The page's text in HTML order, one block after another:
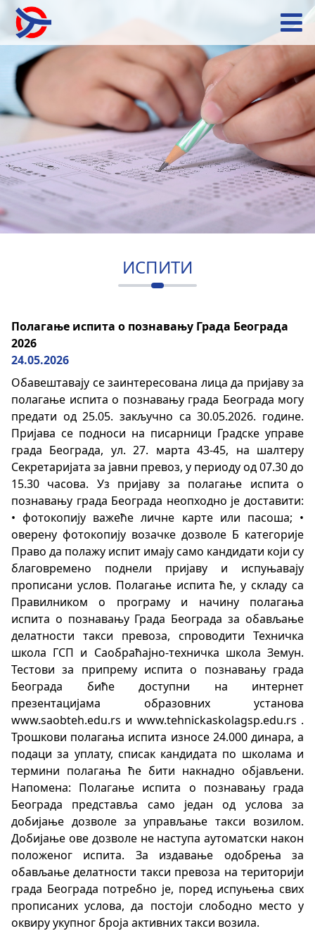
ИСПИТИ
Полагање испита о познавању Града Београда
2026
24.05.2026
Обавештавају се заинтересована лица да пријаву за
полагање испита о познавању града Београда могу
предати од 25.05. закључно са 30.05.2026. године.
Пријава се подноси на писарници Градске управе
града Београда, ул. 27. марта 43-45, на шалтеру
Секретаријата за јавни превоз, у периоду од 07.30 до
15.30 часова. Уз пријаву за полагање испита о
познавању града Београда неопходно је доставити:
• фотокопију важеће личне карте или пасоша; •
оверену фотокопију возачке дозволе Б категорије
Право да полажу испит имају само кандидати који су
благовремено поднели пријаву и испуњавају
прописани услов. Полагање испита ће, у складу са
Правилником о програму и начину полагања
испита о познавању Града Београда за обављање
делатности такси превоза, спроводити Техничка
школа ГСП и Саобраћајно-техничка школа Земун.
Тестови за припрему испита о познавању града
Београда биће доступни на интернет
презентацијама образовних установа
www.saobteh.edu.rs и www.tehnickaskolagsp.edu.rs .
Трошкови полагања испита износе 24.000 динара, а
подаци за уплату, списак кандидата по школама и
термини полагања ће бити накнадно објављени.
Напомена: Полагање испита о познавању града
Београда представља само један од услова за
добијање дозволе за управљање такси возилом.
Добијање ове дозволе не наступа аутоматски након
положеног испита. За издавање одобрења за
обављање делатности такси превоза на територији
града Београда потребно је, поред испуњења свих
прописаних услова, да постоји слободно место у
оквиру укупног броја активних такси возила.